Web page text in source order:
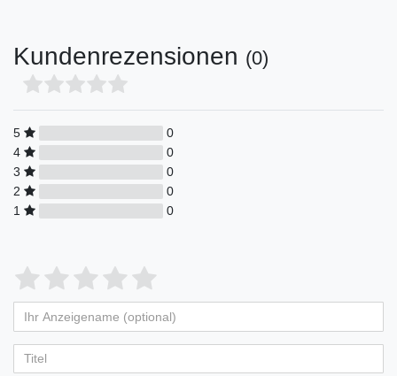
Kundenrezensionen (0)
5
0
4
0
3
0
2
0
1
0